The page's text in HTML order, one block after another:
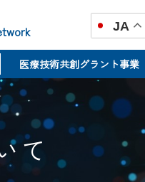
JA
医療技術共創グラント事業
て